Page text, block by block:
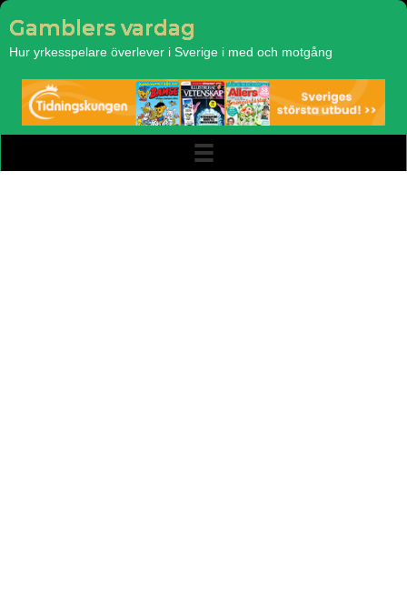
Gamblers vardag
Hur yrkesspelare överlever i Sverige i med och motgång